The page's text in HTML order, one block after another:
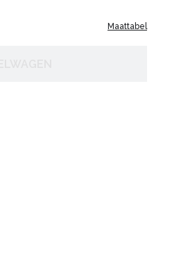
Maattabel